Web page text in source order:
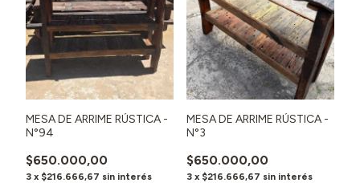
MESA DE ARRIME RÚSTICA -
N°94
$650.000,00
3 x $216.666,67 sin interés
MESA DE ARRIME RÚSTICA -
N°3
$650.000,00
3 x $216.666,67 sin interés